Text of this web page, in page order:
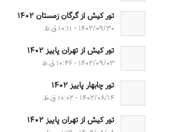
تور کیش از گرگان زمستان ۱۴۰۲
۱۴۰۲/۰۹/۳۰ - ۱۰:۱۱ ق.ظ
تور کیش از تهران پاییز ۱۴۰۲
۱۴۰۲/۰۹/۰۳ - ۱۰:۴۶ ق.ظ
تور چابهار پاییز ۱۴۰۲
۱۴۰۲/۰۸/۱۴ - ۱۰:۰۲ ق.ظ
تور کیش از تهران پاییز ۱۴۰۲